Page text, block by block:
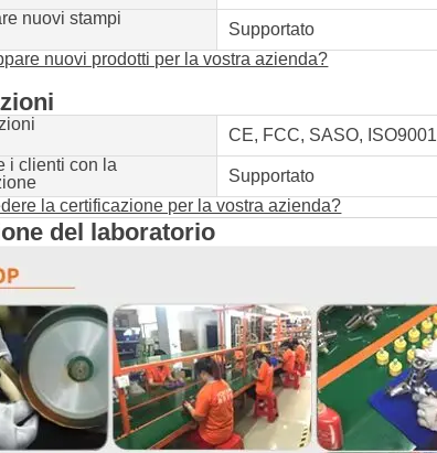
nuovi stampi
Supportato
nuovi prodotti per la vostra azienda?
CE, FCC, SASO, ISO9001
i clienti con la
Supportato
la certificazione per la vostra azienda?
del laboratorio